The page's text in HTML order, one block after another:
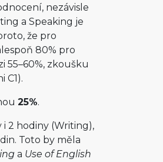
nezávisle
a Speaking je
že pro
80% pro
55–60%, zkoušku
C1).
25%.
2 hodiny (Writing),
Toto by měla
a Use of English